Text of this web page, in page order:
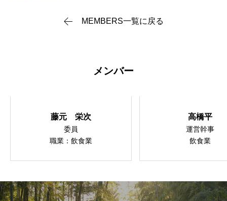
MEMBERS一覧に戻る
メンバー
藤元 栄次
委員
職業：飲食業
高橋平
運営幹事
飲食業